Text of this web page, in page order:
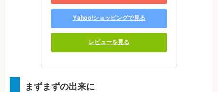
Yahoo!ショッピングで見る
レビューを見る
まずまずの出来に